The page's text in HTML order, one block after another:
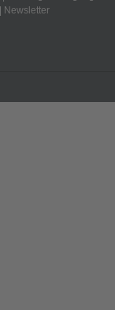
Newsletter